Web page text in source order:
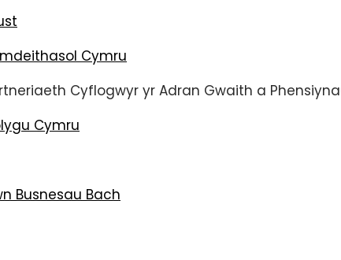
Cymru
Cyflogwyr yr Adran Gwaith a
Cymru
Busnesau Bach